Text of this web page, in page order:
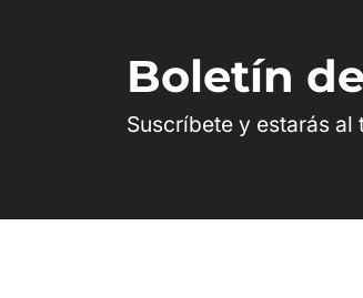
Boletín
Suscríbete y estarás